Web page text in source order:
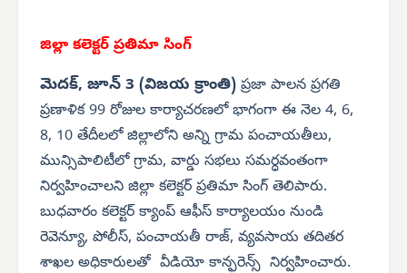
జిల్లా కలెక్టర్ ప్రతిమా సింగ్
మెదక్, జూన్ 3 (విజయ క్రాంతి) ప్రజా పాలన ప్రగతి
ప్రణాళిక 99 రోజుల కార్యాచరణలో భాగంగా ఈ నెల 4, 6,
8, 10 తేదీలలో జిల్లాలోని అన్ని గ్రామ పంచాయతీలు,
మున్సిపాలిటీలో గ్రామ, వార్డు సభలు సమర్ధవంతంగా
నిర్వహించాలని జిల్లా కలెక్టర్ ప్రతిమా సింగ్ తెలిపారు.
బుధవారం కలెక్టర్ క్యాంప్ ఆఫీస్ కార్యాలయం నుండి
రెవెన్యూ, పోలీస్, పంచాయతీ రాజ్, వ్యవసాయ తదితర
శాఖల అధికారులతో వీడియో కాన్ఫరెన్స్ నిర్వహించారు.